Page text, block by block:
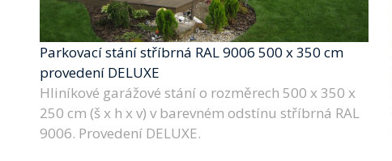
Parkovací stání stříbrná RAL 9006 500 x 350 cm
provedení DELUXE
Hliníkové garážové stání o rozměrech 500 x 350 x
250 cm (š x h x v) v barevném odstínu stříbrná RAL
9006. Provedení DELUXE.